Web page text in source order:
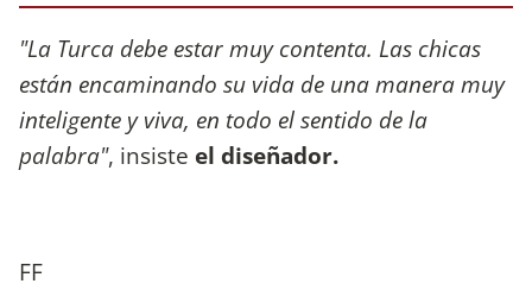
"La Turca debe estar muy contenta. Las chicas
están encaminando su vida de una manera muy
inteligente y viva, en todo el sentido de la
palabra", insiste el diseñador.
FF